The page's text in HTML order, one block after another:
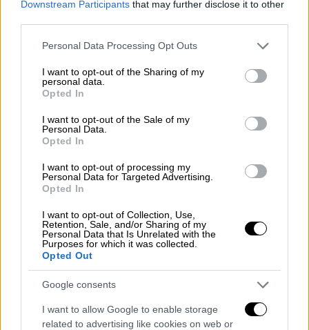
Downstream Participants that may further disclose it to other
Please note that this website/app uses one or more Google
not limited to your visit or usage behaviour. You may click to
grant or deny consent to Google and its third-party tags to
use your data for below specified purposes in below Google
consent section.
Personal Data Processing Opt Outs
I want to opt-out of the Sharing of my
personal data.
Opted In
I want to opt-out of the Sale of my
Personal Data.
Opted In
I want to opt-out of processing my
Personal Data for Targeted Advertising.
Opted In
I want to opt-out of Collection, Use,
Retention, Sale, and/or Sharing of my
Personal Data that Is Unrelated with the
Purposes for which it was collected.
Opted Out
Google consents
I want to allow Google to enable storage
related to advertising like cookies on web or
Κοινά χαρακτηριστικά με την
εκτέλεση του «Ράμπο» στον
Κορυδαλλό
Αυτό δίνει μια κατεύθυνση στην αστυνομία
για τις έρευνες, ενώ οιαστυνομικοί βλέπουν
δολοφονία του «Ράμπο»,που έγινε πριν από
περίπου έναν χρόνο στονΚορυδαλλό.
Μάλιστα, δεν αποκλείεται να πρόκειται για
τουςίδιους ενοικιαζόμενους εκτελεστές
θωρακισμένα
αυτοκίνητα .